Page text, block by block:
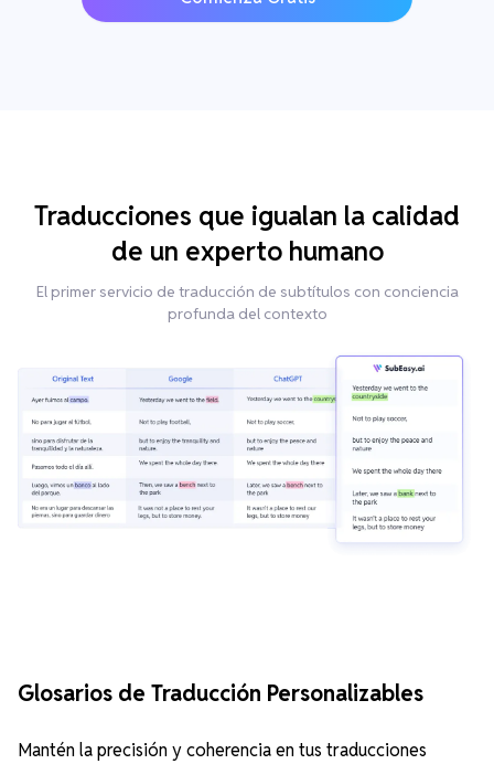
Traducciones que igualan la calidad
de un experto humano
El primer servicio de traducción de subtítulos con conciencia
profunda del contexto
Glosarios de Traducción Personalizables
Mantén la precisión y coherencia en tus traducciones